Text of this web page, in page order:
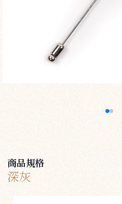
商品規格
深灰